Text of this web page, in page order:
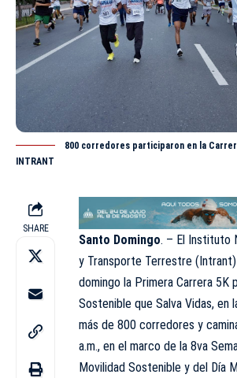
800 corredores participaron en la
INTRANT
SHARE
Santo Domingo. – El Instituto
y Transporte Terrestre (Intrant
domingo la Primera Carrera 5K
Sostenible que Salva Vidas, en
más de 800 corredores y
a.m., en el marco de la 8va
Movilidad Sostenible y del Día